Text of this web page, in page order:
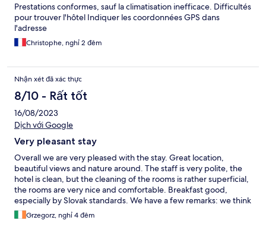
Prestations conformes, sauf la climatisation inefficace. Difficultés
pour trouver l'hôtel Indiquer les coordonnées GPS dans
l'adresse
Christophe, nghỉ 2 đêm
Nhận xét đã xác thực
8/10 - Rất tốt
16/08/2023
Dịch với Google
Very pleasant stay
Overall we are very pleased with the stay. Great location,
beautiful views and nature around. The staff is very polite, the
hotel is clean, but the cleaning of the rooms is rather superficial,
the rooms are very nice and comfortable. Breakfast good,
especially by Slovak standards. We have a few remarks: we think
it's better to raise the price slightly than to charge extra for the
entrance to the wellness. Wellness a bit too dark - I understand
Grzegorz, nghỉ 4 đêm